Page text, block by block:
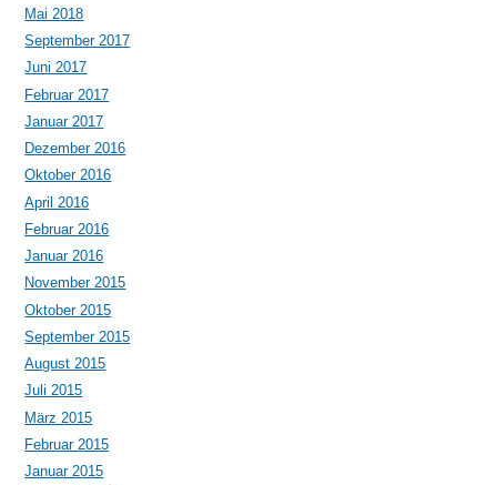
Mai 2018
September 2017
Juni 2017
Februar 2017
Januar 2017
Dezember 2016
Oktober 2016
April 2016
Februar 2016
Januar 2016
November 2015
Oktober 2015
September 2015
August 2015
Juli 2015
März 2015
Februar 2015
Januar 2015